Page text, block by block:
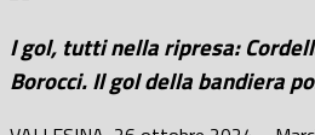
I gol, tutti nella ripresa:
Borocci. Il gol della bandiera